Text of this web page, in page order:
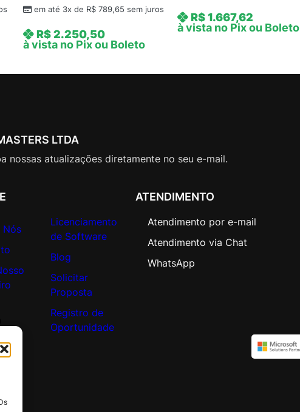
em até 3x de R$789,65 sem juros
R$2.250,50
à vista no Pix ou Boleto
R$1.667,62
à vista no Pix ou Boleto
LTDA
nossas atualizações diretamente no seu e-mail.
Nós
Licenciamento
de Software
Blog
Solicitar
Proposta
Registro de
Oportunidade
ATENDIMENTO
Atendimento por e-mail
Atendimento via Chat
WhatsApp